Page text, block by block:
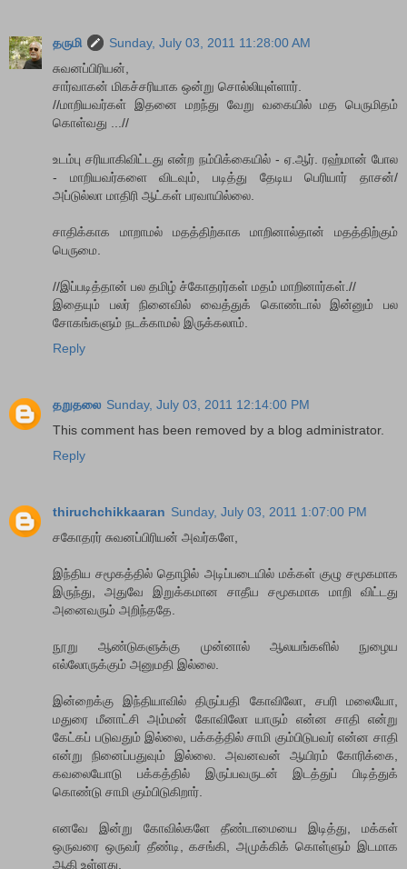
தருமி
Sunday, July 03, 2011 11:28:00 AM
சுவனப்பிரியன்,
சார்வாகன் மிகச்சரியாக ஒன்று சொல்லியுள்ளார்.
//மாறியவர்கள் இதனை மறந்து வேறு வகையில் மத பெருமிதம்
கொள்வது ...//
உடம்பு சரியாகிவிட்டது என்ற நம்பிக்கையில் - ஏ.ஆர். ரஹ்மான் போல
- மாறியவர்களை விடவும், படித்து தேடிய பெரியார் தாசன்/
அப்டுல்லா மாதிரி ஆட்கள் பரவாயில்லை.
சாதிக்காக மாறாமல் மதத்திற்காக மாறினால்தான் மதத்திற்கும்
பெருமை.
//இப்படித்தான் பல தமிழ் ச்கோதரர்கள் மதம் மாறினார்கள்.//
இதையும் பலர் நினைவில் வைத்துக் கொண்டால் இன்னும் பல
சோகங்களும் நடக்காமல் இருக்கலாம்.
Reply
தறுதலை Sunday, July 03, 2011 12:14:00 PM
This comment has been removed by a blog administrator.
Reply
thiruchchikkaaran Sunday, July 03, 2011 1:07:00 PM
சகோதரர் சுவனப்பிரியன் அவர்களே,
இந்திய சமூகத்தில் தொழில் அடிப்படையில் மக்கள் குழு சமூகமாக
இருந்து, அதுவே இறுக்கமான சாதீய சமூகமாக மாறி விட்டது
அனைவரும் அறிந்ததே.
நூறு ஆண்டுகளுக்கு முன்னால் ஆலயங்களில் நுழைய
எல்லோருக்கும் அனுமதி இல்லை.
இன்றைக்கு இந்தியாவில் திருப்பதி கோவிலோ, சபரி மலையோ,
மதுரை மீனாட்சி அம்மன் கோவிலோ யாரும் என்ன சாதி என்று
கேட்கப் படுவதும் இல்லை, பக்கத்தில் சாமி கும்பிடுபவர் என்ன சாதி
என்று நினைப்பதுவும் இல்லை. அவனவன் ஆயிரம் கோரிக்கை,
கவலையோடு பக்கத்தில் இருப்பவருடன் இடத்துப் பிடித்துக்
கொண்டு சாமி கும்பிடுகிறார்.
எனவே இன்று கோவில்களே தீண்டாமையை இடித்து, மக்கள்
ஒருவரை ஒருவர் தீண்டி, கசங்கி, அமுக்கிக் கொள்ளும் இடமாக
ஆகி உள்ளது.